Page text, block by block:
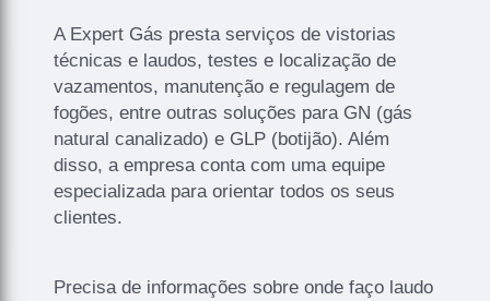
A Expert Gás presta serviços de vistorias
técnicas e laudos, testes e localização de
vazamentos, manutenção e regulagem de
fogões, entre outras soluções para GN (gás
natural canalizado) e GLP (botijão). Além
disso, a empresa conta com uma equipe
especializada para orientar todos os seus
clientes.
Precisa de informações sobre onde faço laudo